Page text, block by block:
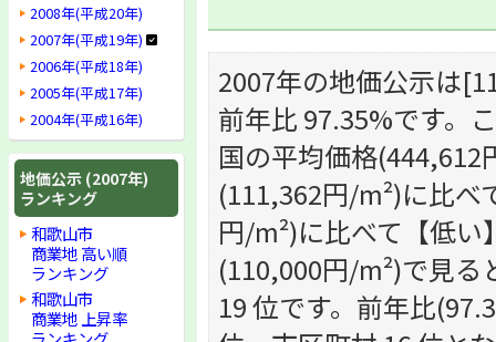
2007年の地価公示は
前年比 97.35%です。
国の平均価格
(111,362円/m²)に比
円/m²)に比べて【低
(110,000円/m²)で見る
19 位です。前年比
2008年(平成20年)
2007年(平成19年)
2006年(平成18年)
2005年(平成17年)
2004年(平成16年)
地価公示 (2007年)
ランキング
和歌山市
商業地 高い順
ランキング
和歌山市
商業地 上昇率